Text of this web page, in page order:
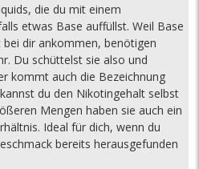
die du mit einem
etwas Base auffüllst. Weil Base
dir ankommen, benötigen
Du schüttelst sie also und
kommt auch die Bezeichnung
du den Nikotingehalt selbst
Mengen haben sie auch ein
Ideal für dich, wenn du
bereits herausgefunden